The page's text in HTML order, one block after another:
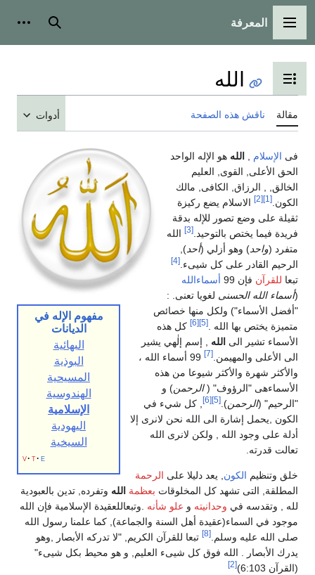
القائمة الرئيسية
المعرفة بحث
تبديل عرض جدول المحتويات
الله
مقالة ناقش هذه الصفحة أدوات
مفهوم الإله في
الديانات
البهائية
البوذية
المسيحية
الهندوسية
الإسلامية
اليهودية
السيخية
v t e
فى الإسلام الله هو الإله الواحد
الحق الأعلى, القوى, العليم
الخالق, , الرزاق, الكافى, مالك
الكون. [1]
[2]
الاسلام يضع ركيزة
ثقيلة على وضع تصور للإله بدقة
فريدة فيما يختص بالتوحيد. [3]
الله
متفرد (واحد) وهو أزلي (أحد),
الرحيم القادر على كل شيىء. [4]
تبعا للقرآن فإن 99
أسماءالله
(أسماء الله الحسنى لغويا تعنى. :
"أفضل الأسماء") ولكل منها خصائص
متميزة يختص بها الله .
[5]
[6]
كل هذه
الأسماء تشير الى الله , إسم إلٰهي يشير
الى الأعلى والمهيمن. [7]
99 أسماء الله ،
والأكثر شهرة والأكثر شيوعا من هذه
الأسماءهى "الرؤوف" (الرحمن) و
"الرحيم" (الرحمن).
[5]
[6]
, كل شيء في
الكون ,يحمل إشارة الى الله نحن لانرى إلا
أدلة على وجود الله , ولكن لانرى الله
تعالت قدرته.
خلق وتنظيم الكون , يعد دليلا على الرحمة
المطلقة, التى تشهد كل المخلوقات بعظمة الله وتفرده, تدين بالعبودية
لله , وتقدسه في وحدانيته و علو شأنه .وتبعاللعقيدة الإسلامية فإن الله
موجود في السماء(عقيدة أهل السنة والجماعة), كما علمنا رسول الله
صلى الله عليه وسلم. [8]
تبعا للقرآن الكريم, "لا تدركه الأبصار ,وهو
يدرك الأبصار . الله فوق كل شيىء العليم, و هو محيط بكل شيىء"
(القرآن 6:103)
[2]